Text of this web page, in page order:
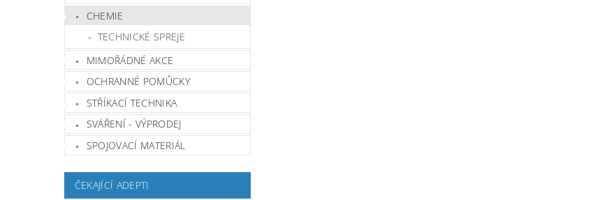
CHEMIE
TECHNICKÉ SPREJE
MIMOŘÁDNÉ AKCE
OCHRANNÉ POMŮCKY
STŘÍKACÍ TECHNIKA
SVÁŘENÍ - VÝPRODEJ
SPOJOVACÍ MATERIÁL
ČEKAJÍCÍ ADEPTI